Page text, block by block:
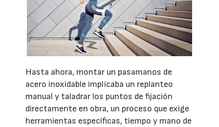
Hasta ahora, montar un pasamanos de
acero inoxidable implicaba un replanteo
manual y taladrar los puntos de fijación
directamente en obra, un proceso que exige
herramientas específicas, tiempo y mano de